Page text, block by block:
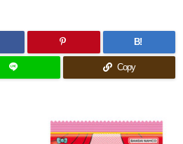
B!
Copy